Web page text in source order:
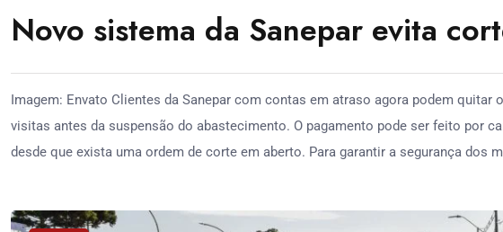
Novo sistema da Sanepar evita
Imagem: Envato Clientes da Sanepar com contas em atraso agora podem
visitas antes da suspensão do abastecimento. O pagamento pode ser feito por
desde que exista uma ordem de corte em aberto. Para garantir a segurança dos